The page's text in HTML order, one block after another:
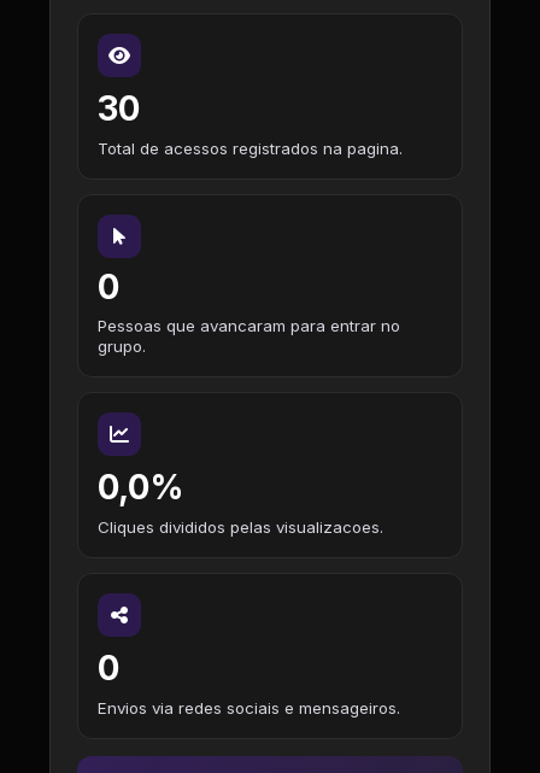
30
Total de acessos registrados na pagina.
0
Pessoas que avancaram para entrar no
grupo.
0,0%
Cliques divididos pelas visualizacoes.
0
Envios via redes sociais e mensageiros.